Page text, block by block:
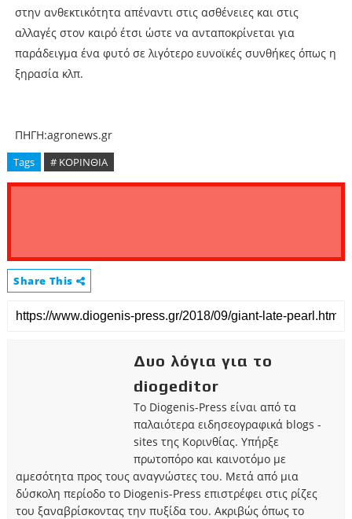
στην ανθεκτικότητα απέναντι στις ασθένειες και στις
αλλαγές στον καιρό έτσι ώστε να ανταποκρίνεται για
παράδειγµα ένα φυτό σε λιγότερο ευνοϊκές συνθήκες όπως η
ξηρασία κλπ.
ΠΗΓΗ:agronews.gr
Tags # ΚΟΡΙΝΘΙΑ
Share This
Δυο λόγια για το
diogeditor
Το Diogenis-Press είναι από τα
παλαιότερα ειδησεογραφικά blogs -
sites της Κορινθίας. Υπήρξε
πρωτοπόρο και καινοτόμο με
αμεσότητα προς τους αναγνώστες του. Μετά από μια
δύσκολη περίοδο το Diogenis-Press επιστρέφει στις ρίζες
του ξαναβρίσκοντας την πυξίδα του. Ακριβώς όπως το